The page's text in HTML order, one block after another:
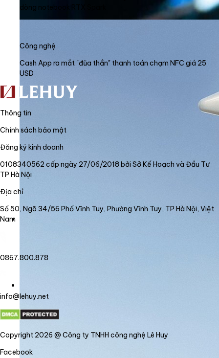
dòng notebook RTX Spark
Công nghệ
Cash App ra mắt "đũa thần" thanh toán chạm NFC giá 25
USD
Thông tin
Chính sách bảo mật
Đăng ký kinh doanh
0108340562 cấp ngày 27/06/2018 bởi Sở Kế Hoạch và Đầu Tư
TP Hà Nội
Địa chỉ
Số 50, Ngõ 34/56 Phố Vĩnh Tuy, Phường Vĩnh Tuy, TP Hà Nội, Việt
Nam
0867.800.878
info@lehuy.net
Copyright 2026 @ Công ty TNHH công nghệ Lê Huy
Facebook